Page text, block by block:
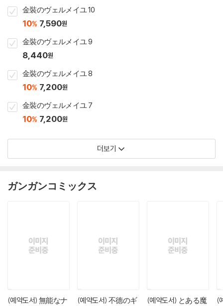
金裝のヴェルメイユ 10
10% 7,590원
金裝のヴェルメイユ 9
8,440원
金裝のヴェルメイユ 8
10% 7,200원
金裝のヴェルメイユ 7
10% 7,200원
더보기
ガンガンコミックス
(예약도서) 無能なナ
(예약도서) 不德のギ
(예약도서) とある魔
(